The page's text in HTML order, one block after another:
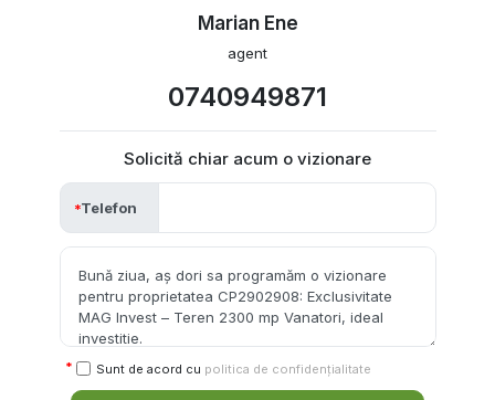
Marian Ene
agent
0740949871
Solicită chiar acum o vizionare
Telefon
Sunt de acord cu politica de confidențialitate